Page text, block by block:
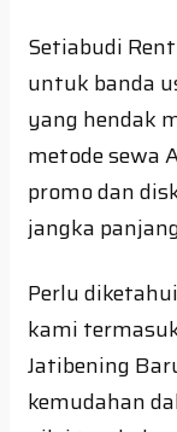
Setiabudi
untuk banda
yang hendak
metode sewa
promo dan
jangka
Perlu
kami
Jatibening
kemudahan